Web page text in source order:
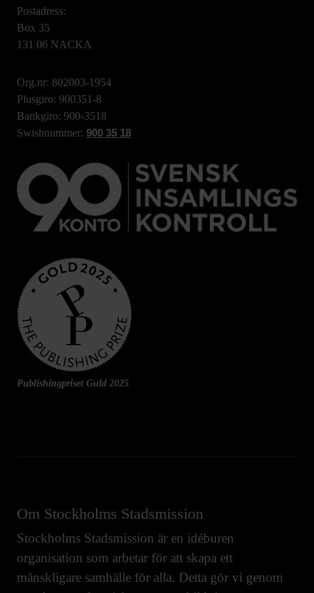
Postadress:
Box 35
131 06 NACKA
Org.nr: 802003-1954
Plusgiro: 900351-8
Bankgiro: 900-3518
Swishnummer: 900 35 18
Publishingpriset Guld 2025
Om Stockholms Stadsmission
Stockholms Stadsmission är en idéburen
organisation som arbetar för att skapa ett
mänskligare samhälle för alla. Detta gör vi genom